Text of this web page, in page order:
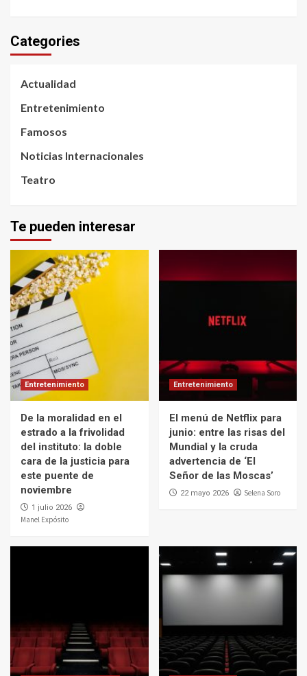
Categories
Actualidad
Entretenimiento
Famosos
Noticias Internacionales
Teatro
Te pueden interesar
Entretenimiento
De la moralidad en el
estrado a la frivolidad
del instituto: la doble
cara de la justicia para
este puente de
noviembre
1 julio 2026
Manel Expósito
Entretenimiento
El menú de Netflix para
junio: entre las risas del
Mundial y la cruda
advertencia de ‘El
Señor de las Moscas’
22 mayo 2026 Selena Soro